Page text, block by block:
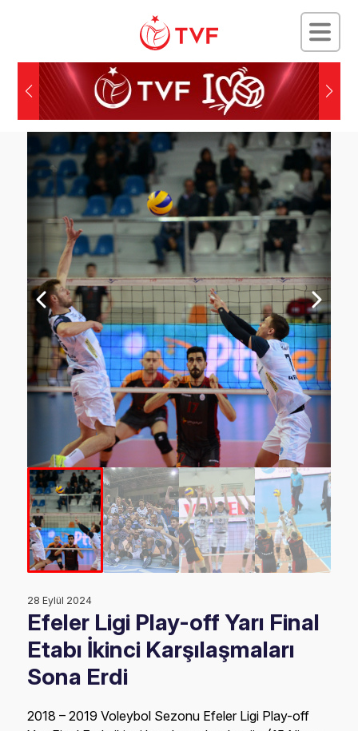
28 Eylül 2024
Efeler Ligi Play-off Yarı Final
Etabı İkinci Karşılaşmaları
Sona Erdi
2018 – 2019 Voleybol Sezonu Efeler Ligi Play-off